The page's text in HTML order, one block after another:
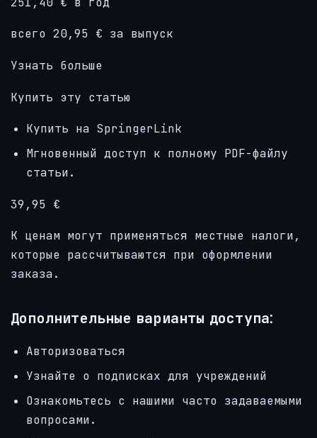
всего 20,95 € за выпуск
Узнать больше
Купить эту статью
Купить на SpringerLink
Мгновенный доступ к полному PDF-файлу
статьи.
39,95 €
К ценам могут применяться местные налоги,
которые рассчитываются при оформлении
заказа.
Дополнительные варианты доступа:
Авторизоваться
Узнайте о подписках для учреждений
Ознакомьтесь с нашими часто задаваемыми
вопросами.